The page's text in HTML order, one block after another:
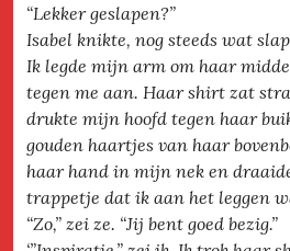
“Lekker geslapen?”
Isabel knikte, nog steeds wat
Ik legde mijn arm om haar
tegen me aan. Haar shirt zat
drukte mijn hoofd tegen haar
gouden haartjes van haar
haar hand in mijn nek en
trappetje dat ik aan het leggen
“Zo,” zei ze. “Jij bent goed bezig.”